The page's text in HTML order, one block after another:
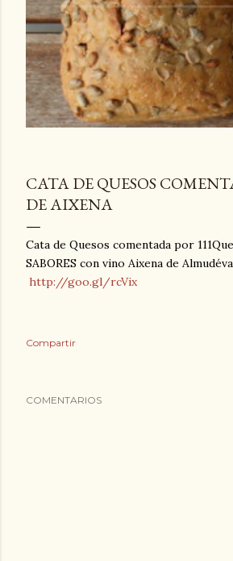
CATA DE QUESOS
DE AIXENA
Cata de Quesos comentada por
SABORES con vino Aixena de
http://goo.gl/rcVix
Compartir
COMENTARIOS